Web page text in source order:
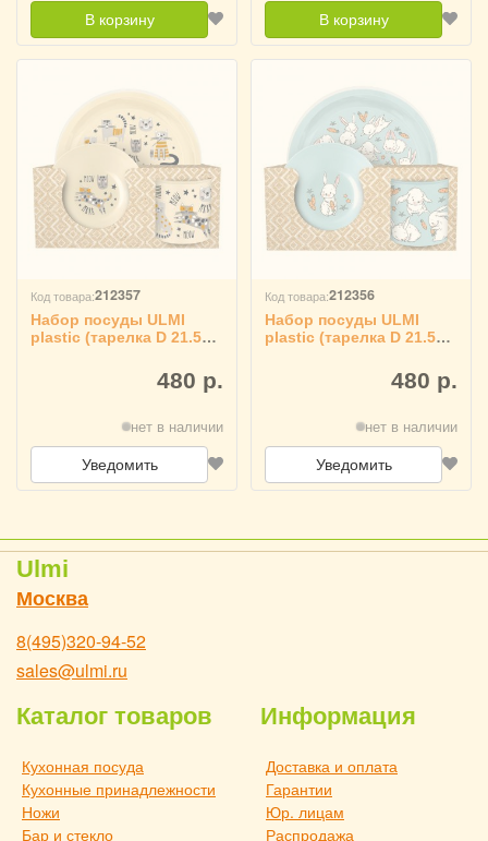
В корзину В корзину
Код товара:212357
Набор посуды ULMI
plastic (тарелка D 21.5
кружка 28 см) UM3480 р.
нет в наличии
Уведомить
Код товара:212356
Набор посуды ULMI
plastic (тарелка D 21.5
кружка 28 см) UM2480 р.
нет в наличии
Уведомить
Ulmi
Москва
8(495)320-94-52
sales@ulmi.ru
Каталог товаров
Кухонная посуда
Кухонные принадлежности
Ножи
Бар и стекло
Информация
Доставка и оплата
Гарантии
Юр. лицам
Распродажа